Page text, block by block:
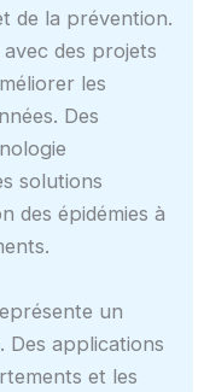
de la prévention.
des projets
les
Des
solutions
des épidémies à
un
Des applications
et les